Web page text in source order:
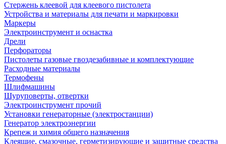
Стержень клеевой для клеевого пистолета
Устройства и материалы для печати и маркировки
Маркеры
Электроинструмент и оснастка
Дрели
Перфораторы
Пистолеты газовые гвоздезабивные и комплектующие
Расходные материалы
Термофены
Шлифмашины
Шуруповерты, отвертки
Электроинструмент прочий
Установки генераторные (электростанции)
Генератор электроэнергии
Крепеж и химия общего назначения
Клеящие, смазочные, герметизирующие и защитные средства